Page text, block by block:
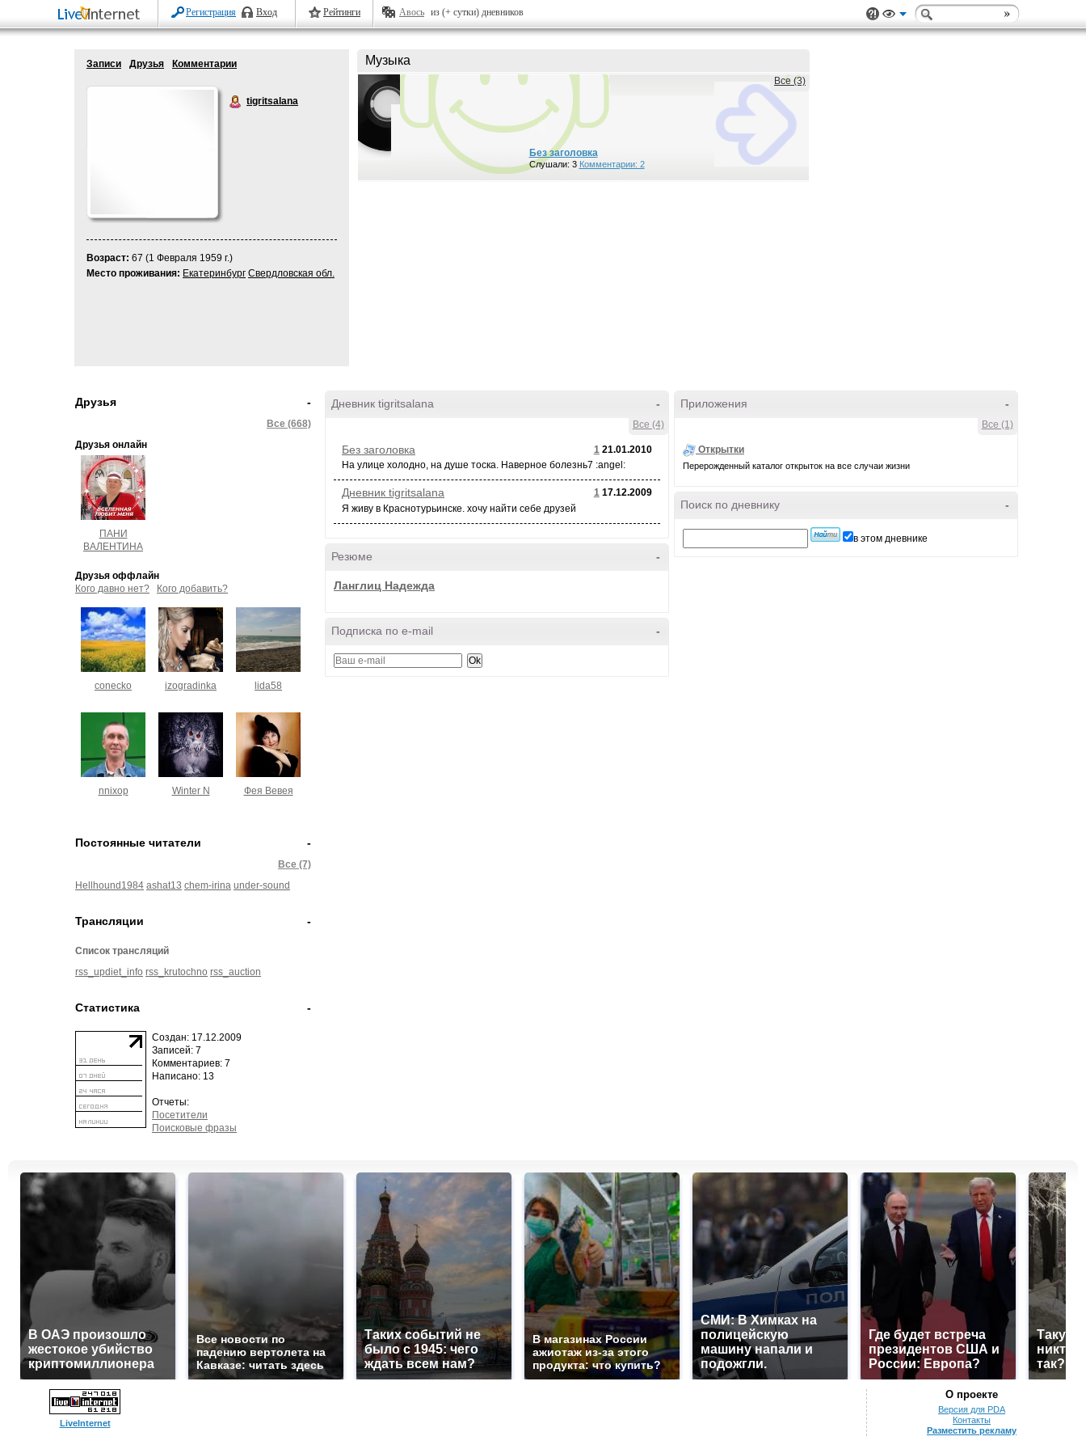
Регистрация Вход Рейтинги Авось из (+ сутки) дневников
Записи Друзья Комментарии
tigritsalana
Возраст: 67 (1 Февраля 1959 г.)
Место проживания: Екатеринбург Свердловская обл.
Музыка
Все (3)
Без заголовка
Слушали: 3 Комментарии: 2
-
Друзья
Все (668)
Друзья онлайн
ПАНИ
ВАЛЕНТИНА
Друзья оффлайн
Кого давно нет?
Кого добавить?
conecko izogradinka lida58
nnixop Winter N Фея Вевея
-
Постоянные читатели
Все (7)
Hellhound1984 ashat13 chem-irina under-sound
-
Трансляции
Список трансляций
rss_updiet_info rss_krutochno rss_auction
-
Статистика
Создан: 17.12.2009
Записей: 7
Комментариев: 7
Написано: 13
Отчеты:
Посетители
Поисковые фразы
-
Дневник tigritsalana
Все (4)
121.01.2010
Без заголовка
На улице холодно, на душе тоска. Наверное болезнь7 :angel:
117.12.2009
Дневник tigritsalana
Я живу в Краснотурьинске. хочу найти себе друзей
-
Резюме
Ланглиц Надежда
-
Подписка по e-mail
-
Приложения
Все (1)
Открытки
Перерожденный каталог открыток на все случаи жизни
-
Поиск по дневнику
в этом дневнике
В ОАЭ произошло
жестокое убийство
криптомиллионера
Все новости по
падению вертолета на
Кавказе: читать здесь
Таких событий не
было с 1945: чего
ждать всем нам?
В магазинах России
ажиотаж из-за этого
продукта: что купить?
СМИ: В Химках на
полицейскую
машину напали и
подожгли.
Где будет встреча
президентов США и
России: Европа?
Такую
никто
так?!
LiveInternet
О проекте
Версия для PDA
Контакты
Разместить рекламу